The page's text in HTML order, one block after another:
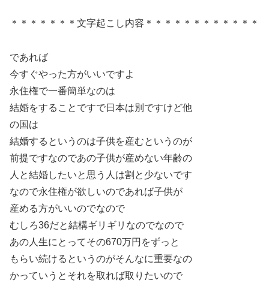
＊＊＊＊＊＊＊文字起こし内容＊＊＊＊＊＊＊＊＊＊＊＊
であれば
今すぐやった方がいいですよ
永住権で一番簡単なのは
結婚をすることですで日本は別ですけど他
の国は
結婚するというのは子供を産むというのが
前提ですなのであの子供が産めない年齢の
人と結婚したいと思う人は割と少ないです
なので永住権が欲しいのであれば子供が
産める方がいいのでなので
むしろ36だと結構ギリギリなのでなので
あの人生にとってその670万円をずっと
もらい続けるというのがそんなに重要なの
かっていうとそれを取れば取りたいので